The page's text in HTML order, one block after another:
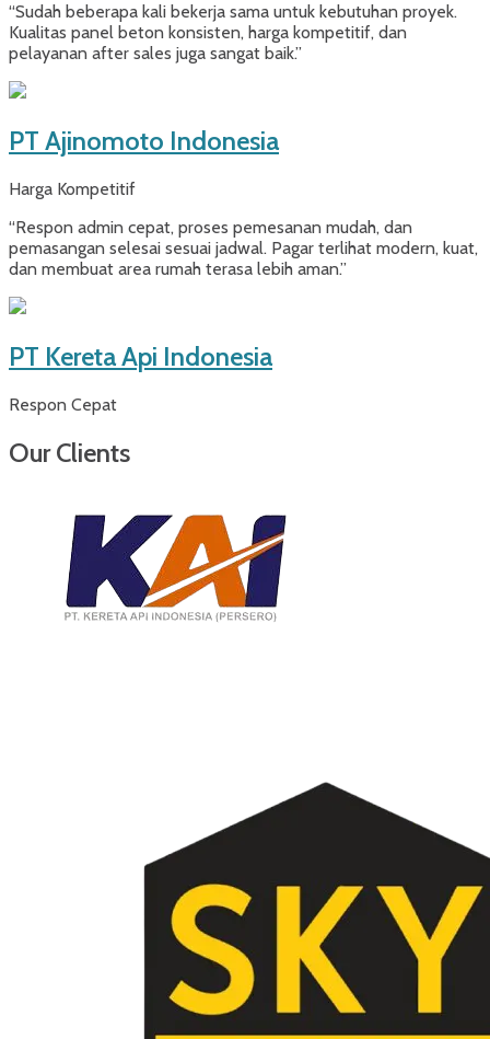
“Sudah beberapa kali bekerja sama untuk kebutuhan proyek.
Kualitas panel beton konsisten, harga kompetitif, dan
pelayanan after sales juga sangat baik.”
PT Ajinomoto Indonesia
Harga Kompetitif
“Respon admin cepat, proses pemesanan mudah, dan
pemasangan selesai sesuai jadwal. Pagar terlihat modern, kuat,
dan membuat area rumah terasa lebih aman.”
PT Kereta Api Indonesia
Respon Cepat
Our Clients